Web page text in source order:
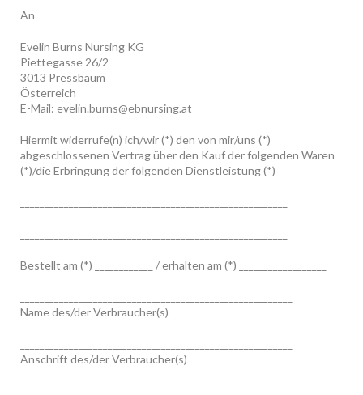
An
Evelin Burns Nursing KG
Piettegasse 26/2
3013 Pressbaum
Österreich
E-Mail: evelin.burns@ebnursing.at
Hiermit widerrufe(n) ich/wir (*) den von mir/uns (*)
abgeschlossenen Vertrag über den Kauf der folgenden Waren
(*)/die Erbringung der folgenden Dienstleistung (*)
Bestellt am (*) ____________ / erhalten am (*) __________________
Name des/der Verbraucher(s)
Anschrift des/der Verbraucher(s)